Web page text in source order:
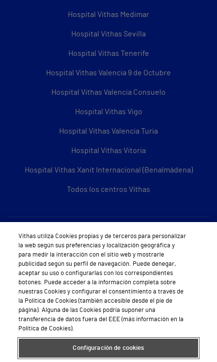
Hospital Vithas Medimar
Hospital Vithas Sevilla
Hospital Vithas Tenerife
Hospital Vithas Valencia 9 de Octubre
Hospital Vithas Valencia Consuelo
Hospital Vithas Vigo
Hospital Vithas Valencia Turia
Hospital Vithas Vitoria
Hospital Vithas Xanit Internacional (Benalmádena)
Todos los centros Vithas
Sobre Vithas
Quiénes somos
Trabajar en Vithas
Teléfono Cita Médica
Teléfono Atención al Cliente
Política de seguridad y salud en el trabajo
Conoce a Supervita
Vithas utiliza Cookies propias y de terceros para personalizar
la web según sus preferencias y localización geográfica y
para medir la interacción con el sitio web y mostrarle
publicidad según su perfil de navegación. Puede denegar,
aceptar su uso o configurarlas con los correspondientes
botones. Puede acceder a la información completa sobre
nuestras Cookies y configurar el consentimiento a través de
la Política de Cookies (también accesible desde el pie de
página). Alguna de las Cookies podría suponer una
transferencia de datos fuera del EEE (más información en la
Política de Cookies).
Configuración de cookies